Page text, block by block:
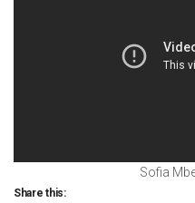
Sofia
Share this: